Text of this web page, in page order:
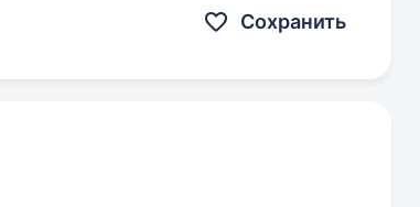
Сохранить